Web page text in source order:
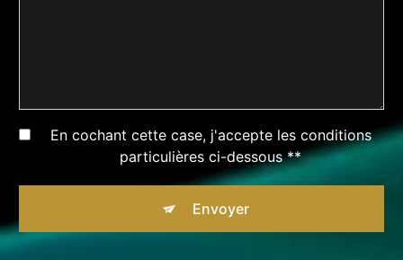
En cochant cette case, j'accepte les conditions
particulières ci-dessous **
Envoyer